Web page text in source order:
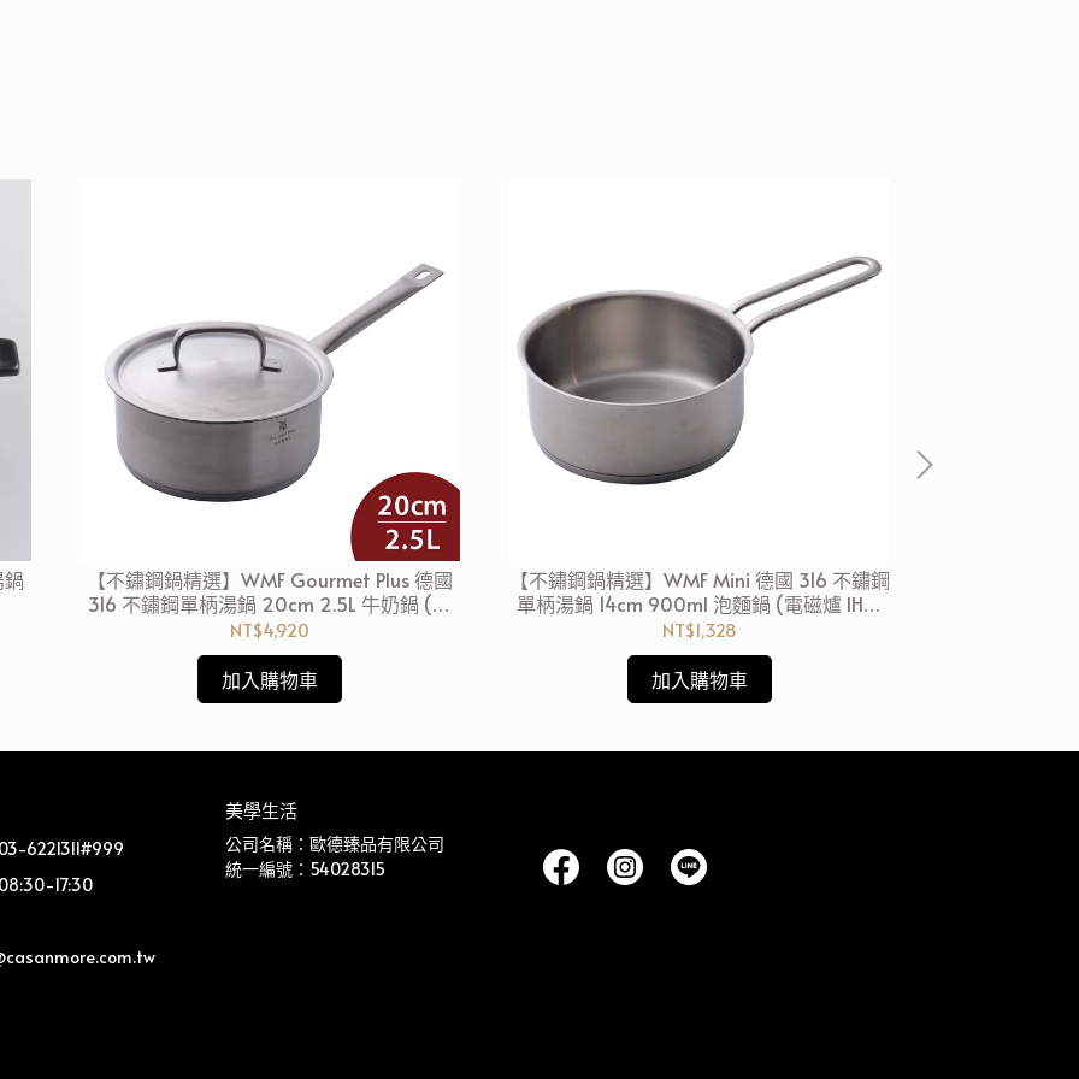
【不鏽鋼鍋精選】WMF Gourmet Plus 德國
316 不鏽鋼單柄湯鍋 20cm 2.5L 牛奶鍋 (電
磁爐 IH爐可用)
NT$4,920
加入購物車
【不鏽鋼鍋精選】WMF Mini 德國 316 不鏽鋼
單柄湯鍋 14cm 900ml 泡麵鍋 (電磁爐 IH爐
可用)
NT$1,328
加入購物車
6221311#999
17:30
美學生活
公司名稱：歐德臻品有限公司
統一編號：54028315